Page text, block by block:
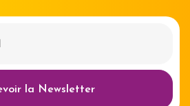
la Newsletter